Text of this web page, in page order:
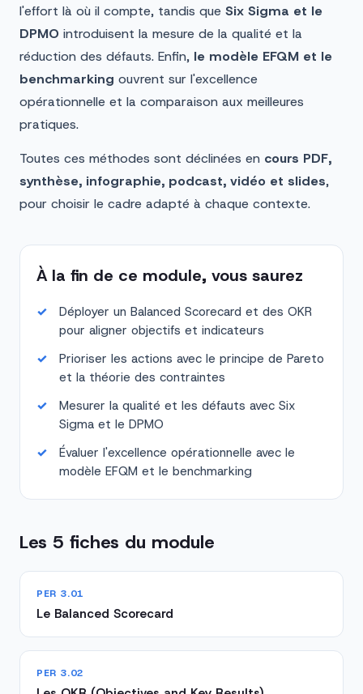
l'effort là où il compte, tandis que Six Sigma et le
DPMO introduisent la mesure de la qualité et la
réduction des défauts. Enfin, le modèle EFQM et le
benchmarking ouvrent sur l'excellence
opérationnelle et la comparaison aux meilleures
pratiques.
Toutes ces méthodes sont déclinées en cours PDF,
synthèse, infographie, podcast, vidéo et slides,
pour choisir le cadre adapté à chaque contexte.
À la fin de ce module, vous saurez
Déployer un Balanced Scorecard et des OKR
pour aligner objectifs et indicateurs
Prioriser les actions avec le principe de Pareto
et la théorie des contraintes
Mesurer la qualité et les défauts avec Six
Sigma et le DPMO
Évaluer l'excellence opérationnelle avec le
modèle EFQM et le benchmarking
Les 5 fiches du module
PER 3.01
Le Balanced Scorecard
PER 3.02